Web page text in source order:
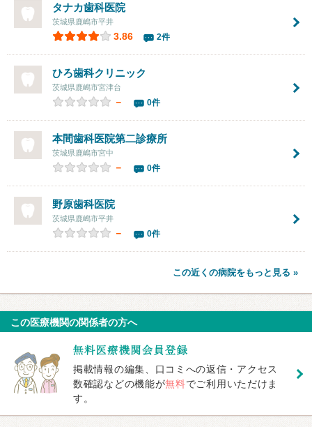
タナカ歯科医院
茨城県鹿嶋市平井
3.86 2件
ひろ歯科クリニック
茨城県鹿嶋市宮津台
－ 0件
本間歯科医院第二診療所
茨城県鹿嶋市宮中
－ 0件
野原歯科医院
茨城県鹿嶋市平井
－ 0件
この近くの病院をもっと見る »
この医療機関の関係者の方へ
掲載情報の編集、口コミへの返信・アクセス
数確認などの機能が無料でご利用いただけま
す。